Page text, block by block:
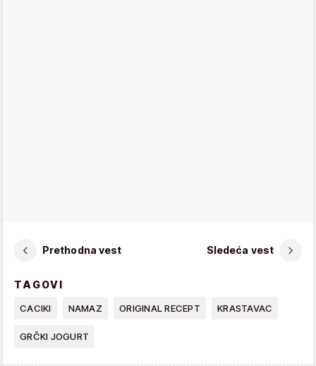
Prethodna vest Sledeća vest
TAGOVI
CACIKI NAMAZ ORIGINAL RECEPT KRASTAVAC
GRČKI JOGURT